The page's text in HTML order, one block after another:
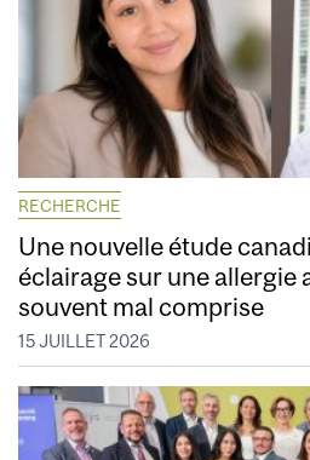
RECHERCHE
Une nouvelle étude
éclairage sur une
souvent mal comprise
15 JUILLET 2026